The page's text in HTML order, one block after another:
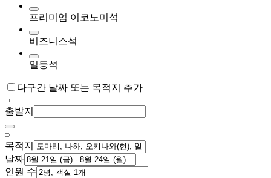
프리미엄 이코노미석
비즈니스석
일등석
다구간 날짜 또는 목적지 추가
출발지
목적지
날짜
인원 수